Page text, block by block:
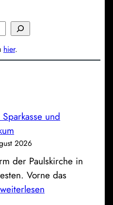
hier.
Sparkasse und
2026
der Paulskirche in
Vorne das
P
weiterlesen